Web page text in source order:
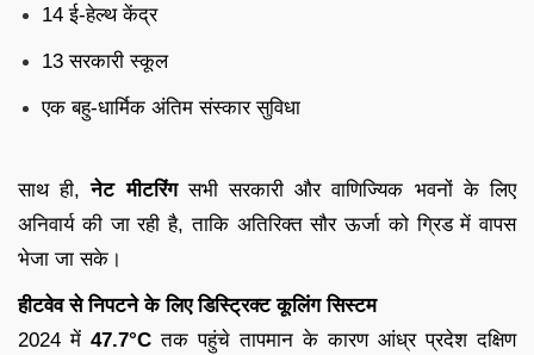
14 ई-हेल्थ केंद्र
13 सरकारी स्कूल
एक बहु-धार्मिक अंतिम संस्कार सुविधा
साथ ही,नेट मीटरिंगसभी सरकारी और वाणिज्यिक भवनों के लिए
अनिवार्य की जा रही है, ताकि अतिरिक्त सौर ऊर्जा को ग्रिड में वापस
भेजा जा सके।
हीटवेव से निपटने के लिए डिस्ट्रिक्ट कूलिंग सिस्टम
2024 में 47.7°C तक पहुंचे तापमान के कारण आंध्र प्रदेश दक्षिण